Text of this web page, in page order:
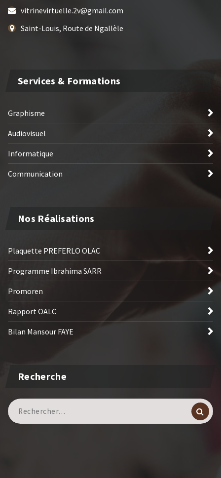
vitrinevirtuelle.2v@gmail.com
Saint-Louis, Route de Ngallèle
Services & Formations
Graphisme
Audiovisuel
Informatique
Communication
Nos Réalisations
Plaquette PREFERLO OLAC
Programme Ibrahima SARR
Promoren
Rapport OALC
Bilan Mansour FAYE
Recherche
Recherche
pour :